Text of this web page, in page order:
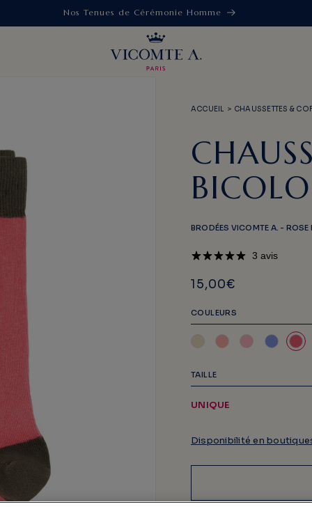
Vêtements en Lin | Découvrir
ACCUEIL > CHAUSSETTES &
BRODÉES VICOMTE A. - ROSE
3 avis
15,00€
COULEURS
TAILLE
UNIQUE
Disponibilité en